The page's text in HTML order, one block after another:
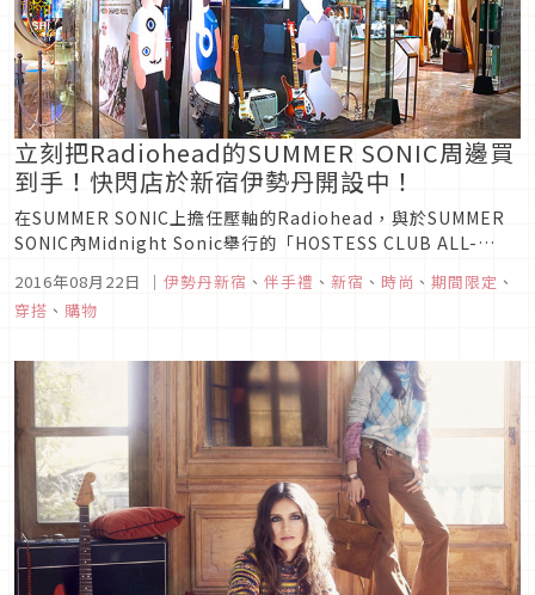
立刻把Radiohead的SUMMER SONIC周邊買
到手！快閃店於新宿伊勢丹開設中！
在SUMMER SONIC上擔任壓軸的Radiohead，與於SUMMER
SONIC內Midnight Sonic舉行的「HOSTESS CLUB ALL-
快閃店在8月10日，於伊勢丹新宿店＝CENTER PARK／
TOKYO解放區開幕了...
2016年08月22日 ｜ 伊勢丹新宿 、 伴手禮 、 新宿 、 時尚 、 期間限定 、
穿搭 、 購物